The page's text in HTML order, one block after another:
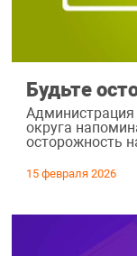
Будьте
Администрация
округа
осторожность
15 февраля 2026